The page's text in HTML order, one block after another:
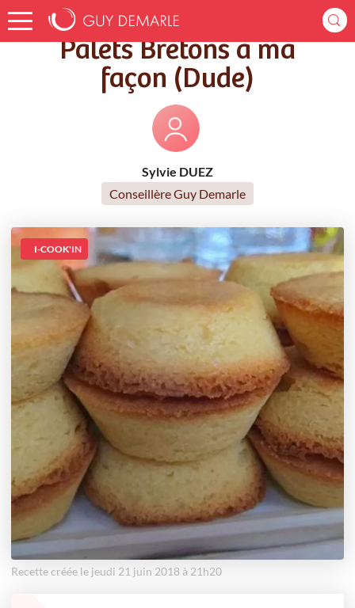
Accueil Recettes Palets Bretons à ma façon (Dude)
Palets Bretons à ma
façon (Dude)
Sylvie DUEZ
Conseillère Guy Demarle
I-COOK'IN
Recette créée le jeudi 21 juin 2018 à 21h20